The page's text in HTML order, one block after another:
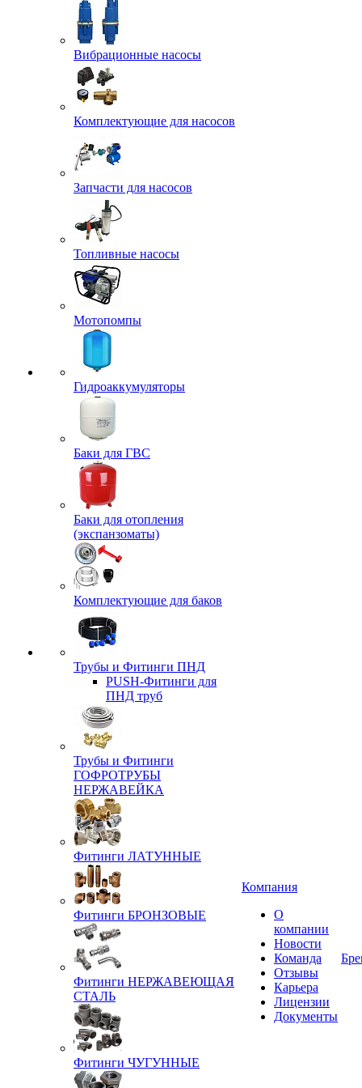
Вибрационные насосы
Комплектующие для насосов
Запчасти для насосов
Топливные насосы
Мотопомпы
Гидроаккумуляторы
Баки для ГВС
Баки для отопления
(экспанзоматы)
Комплектующие для баков
Трубы и Фитинги ПНД
PUSH-Фитинги для
ПНД труб
Трубы и Фитинги
ГОФРОТРУБЫ
НЕРЖАВЕЙКА
Фитинги ЛАТУННЫЕ
Фитинги БРОНЗОВЫЕ
Фитинги НЕРЖАВЕЮЩАЯ
СТАЛЬ
Фитинги ЧУГУННЫЕ
Компания
О
компании
Новости
Команда
Отзывы
Карьера
Лицензии
Документы